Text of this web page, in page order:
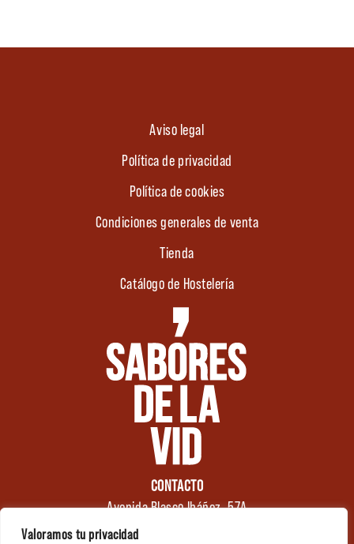
Valoramos tu privacidad
Aviso legal
Política de privacidad
Política de cookies
Condiciones generales de venta
Tienda
Catálogo de Hostelería
CONTACTO
Avenida Blasco Ibáñez, 57A